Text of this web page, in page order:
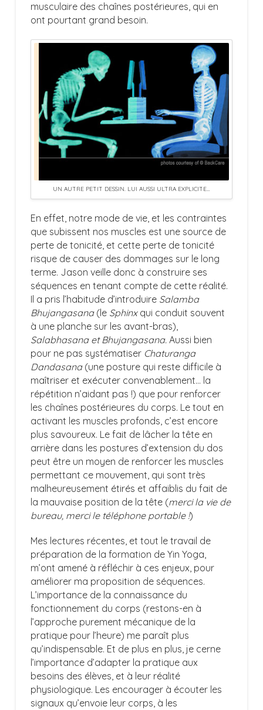
musculaire des chaînes postérieures, qui en
ont pourtant grand besoin.
UN AUTRE PETIT DESSIN. LUI AUSSI ULTRA EXPLICITE…
En effet, notre mode de vie, et les contraintes
que subissent nos muscles est une source de
perte de tonicité, et cette perte de tonicité
risque de causer des dommages sur le long
terme. Jason veille donc à construire ses
séquences en tenant compte de cette réalité.
Il a pris l’habitude d’introduire Salamba
Bhujangasana(le Sphinxqui conduit souvent
à une planche sur les avant-bras),
Salabhasana etBhujangasana. Aussi bien
pour ne pas systématiser Chaturanga
Dandasana (une posture qui reste difficile à
maîtriser et exécuter convenablement… la
répétition n’aidant pas !) que pour renforcer
les chaînes postérieures du corps. Le tout en
activant les muscles profonds, c’est encore
plus savoureux. Le fait de lâcher la tête en
arrière dans les postures d’extension du dos
peut être un moyen de renforcer les muscles
permettant ce mouvement, qui sont très
malheureusement étirés et affaiblis du fait de
la mauvaise position de la tête (merci la vie de
bureau, merci le téléphone portable !)
Mes lectures récentes, et tout le travail de
préparation de la formation de Yin Yoga,
m’ont amené à réfléchir à ces enjeux, pour
améliorer ma proposition de séquences.
L’importance de la connaissance du
fonctionnement du corps (restons-en à
l’approche purement mécanique de la
pratique pour l’heure) me paraît plus
qu’indispensable. Et de plus en plus, je cerne
l’importance d’adapter la pratique aux
besoins des élèves, et à leur réalité
physiologique. Les encourager à écouter les
signaux qu’envoie leur corps, à les